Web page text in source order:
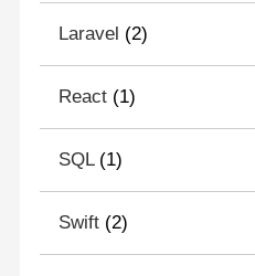
Laravel (2)
React(1)
SQL(1)
Swift(2)